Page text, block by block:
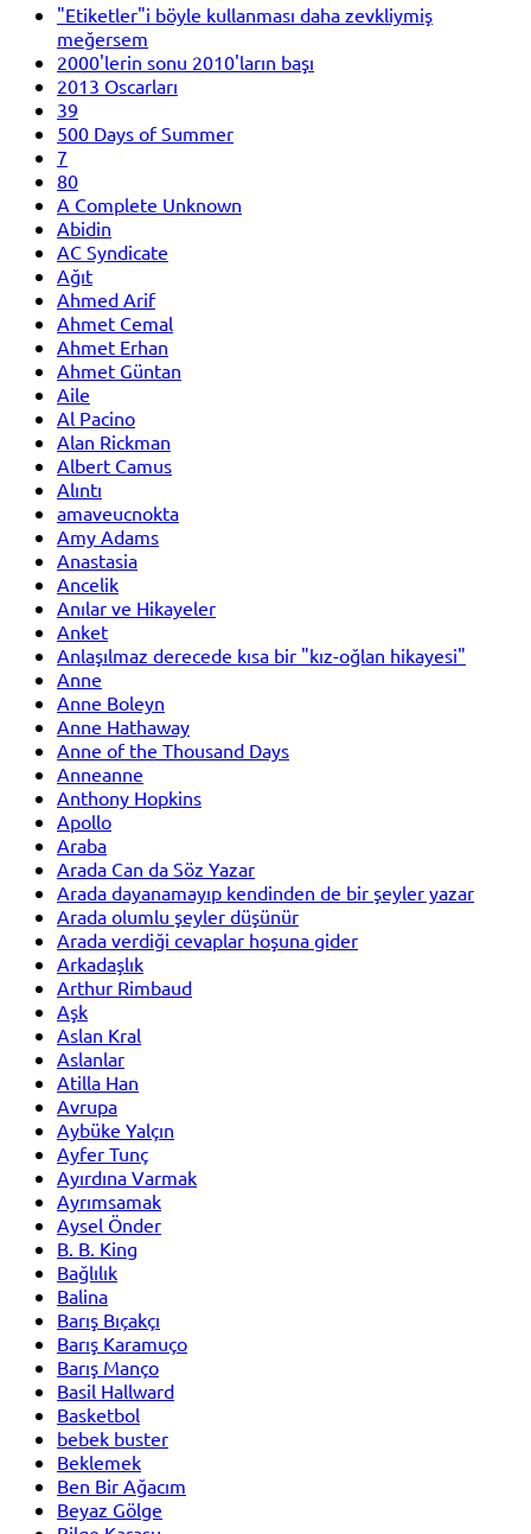
"Etiketler"i böyle kullanması daha zevkliymiş
meğersem
2000'lerin sonu 2010'ların başı
2013 Oscarları
39
500 Days of Summer
7
80
A Complete Unknown
Abidin
AC Syndicate
Ağıt
Ahmed Arif
Ahmet Cemal
Ahmet Erhan
Ahmet Güntan
Aile
Al Pacino
Alan Rickman
Albert Camus
Alıntı
amaveucnokta
Amy Adams
Anastasia
Ancelik
Anılar ve Hikayeler
Anket
Anlaşılmaz derecede kısa bir "kız-oğlan hikayesi"
Anne
Anne Boleyn
Anne Hathaway
Anne of the Thousand Days
Anneanne
Anthony Hopkins
Apollo
Araba
Arada Can da Söz Yazar
Arada dayanamayıp kendinden de bir şeyler yazar
Arada olumlu şeyler düşünür
Arada verdiği cevaplar hoşuna gider
Arkadaşlık
Arthur Rimbaud
Aşk
Aslan Kral
Aslanlar
Atilla Han
Avrupa
Aybüke Yalçın
Ayfer Tunç
Ayırdına Varmak
Ayrımsamak
Aysel Önder
B. B. King
Bağlılık
Balina
Barış Bıçakçı
Barış Karamuço
Barış Manço
Basil Hallward
Basketbol
bebek buster
Beklemek
Ben Bir Ağacım
Beyaz Gölge